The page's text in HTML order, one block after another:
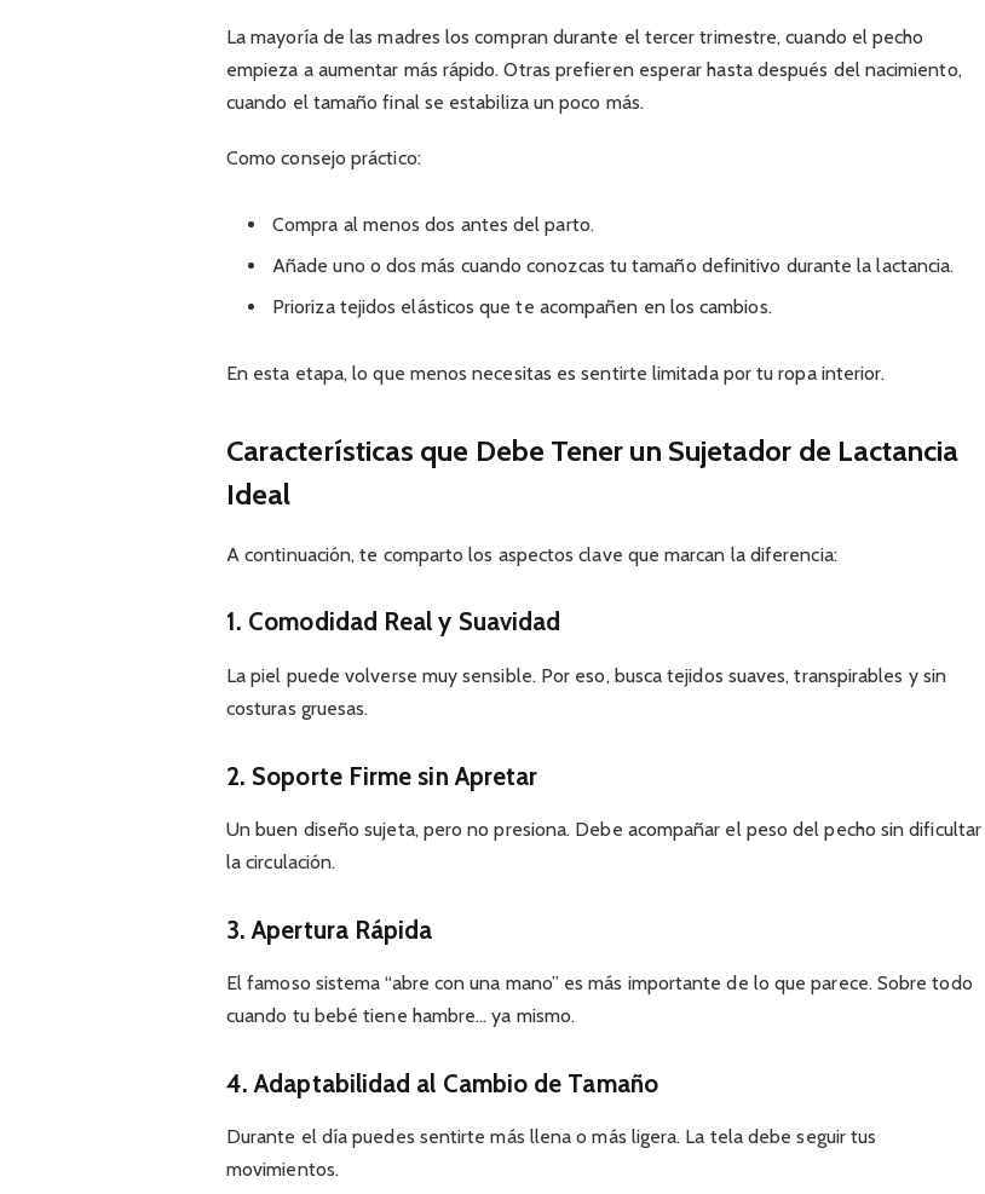
La mayoría de las madres los compran durante el tercer trimestre, cuando el pecho
empieza a aumentar más rápido. Otras prefieren esperar hasta después del nacimiento,
cuando el tamaño final se estabiliza un poco más.
Como consejo práctico:
Compra al menos dos antes del parto.
Añade uno o dos más cuando conozcas tu tamaño definitivo durante la lactancia.
Prioriza tejidos elásticos que te acompañen en los cambios.
En esta etapa, lo que menos necesitas es sentirte limitada por tu ropa interior.
Características que Debe Tener un Sujetador de Lactancia
Ideal
A continuación, te comparto los aspectos clave que marcan la diferencia:
1. Comodidad Real y Suavidad
La piel puede volverse muy sensible. Por eso, busca tejidos suaves, transpirables y sin
costuras gruesas.
2. Soporte Firme sin Apretar
Un buen diseño sujeta, pero no presiona. Debe acompañar el peso del pecho sin dificultar
la circulación.
3. Apertura Rápida
El famoso sistema “abre con una mano” es más importante de lo que parece. Sobre todo
cuando tu bebé tiene hambre… ya mismo.
4. Adaptabilidad al Cambio de Tamaño
Durante el día puedes sentirte más llena o más ligera. La tela debe seguir tus
movimientos.